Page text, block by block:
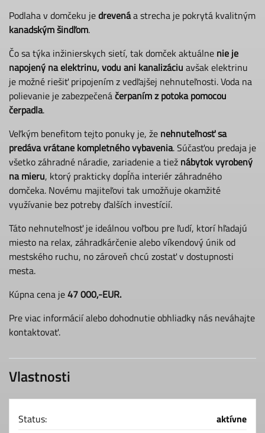
Podlaha v domčeku jedrevenáa strecha je pokrytá kvalitným
kanadským šindľom.
Čo sa týka inžinierskych sietí, tak domček aktuálne nie je
napojený na elektrinu, vodu ani kanalizáciu avšak elektrinu
je možné riešiť pripojením z vedľajšej nehnuteľnosti. Voda na
polievanie je zabezpečenáčerpaním z potoka pomocou
čerpadla.
Veľkým benefitom tejto ponuky je, že nehnuteľnosť sa
predáva vrátane kompletného vybavenia. Súčasťou predaja je
všetko záhradné náradie, zariadenie a tiež nábytok vyrobený
na mieru, ktorý prakticky dopĺňa interiér záhradného
domčeka. Novému majiteľovi tak umožňuje okamžité
využívanie bez potreby ďalších investícií.
Táto nehnuteľnosť je ideálnou voľbou pre ľudí, ktorí hľadajú
miesto na relax, záhradkárčenie alebo víkendový únik od
mestského ruchu, no zároveň chcú zostať v dostupnosti
mesta.
Kúpna cena je47 000,-EUR.
Pre viac informácií alebo dohodnutie obhliadky nás neváhajte
kontaktovať.
Vlastnosti
Status:
aktívne